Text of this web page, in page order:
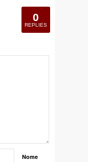
0
REPLIES
Nome